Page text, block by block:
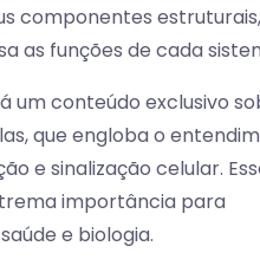
componentes
as funções de cada
um conteúdo exclusivo
que engloba o
e sinalização celular.
importância para
e biologia.